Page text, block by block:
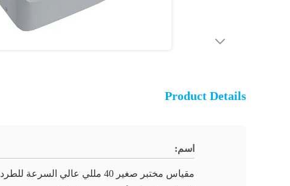
Product Details
اسم:
مقياس مختبر صغير 40 مللي عالي السرعة للطرد